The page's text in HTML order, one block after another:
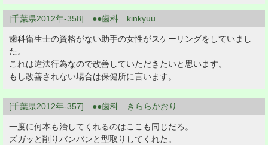
[千葉県2012年-358] ●●歯科 kinkyuu
歯科衛生士の資格がない助手の女性がスケーリングをしていまし
た。
これは違法行為なので改善していただきたいと思います。
もし改善されない場合は保健所に言います。
[千葉県2012年-357] ●●歯科 きららかおり
一度に何本も治してくれるのはここも同じだろ。
ズガッと削りバンバンと型取りしてくれた。